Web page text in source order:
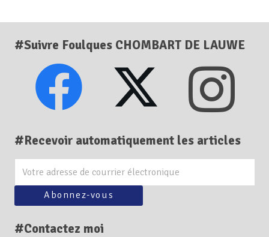
#Suivre Foulques CHOMBART DE LAUWE
#Recevoir automatiquement les articles
#Contactez moi